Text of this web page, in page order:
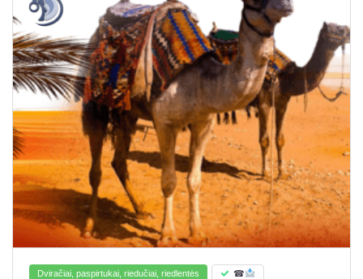
Dviračiai, paspirtukai, riedučiai, riedlentės ☎